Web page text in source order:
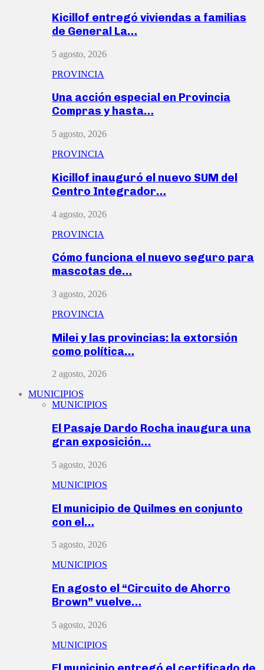
Kicillof entregó viviendas a familias
de General La…
5 agosto, 2026
PROVINCIA
Una acción especial en Provincia
Compras y hasta…
5 agosto, 2026
PROVINCIA
Kicillof inauguró el nuevo SUM del
Centro Integrador…
4 agosto, 2026
PROVINCIA
Cómo funciona el nuevo seguro para
mascotas de…
3 agosto, 2026
PROVINCIA
Milei y las provincias: la extorsión
como política…
2 agosto, 2026
MUNICIPIOS
MUNICIPIOS
El Pasaje Dardo Rocha inaugura una
gran exposición…
5 agosto, 2026
MUNICIPIOS
El municipio de Quilmes en conjunto
con el…
5 agosto, 2026
MUNICIPIOS
En agosto el “Circuito de Ahorro
Brown” vuelve…
5 agosto, 2026
MUNICIPIOS